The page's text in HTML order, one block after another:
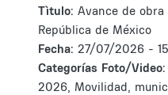
Tìtulo: Avance de
República de México
Fecha: 27/07/2026 -
Categorías Foto/Video:
2026, Movilidad,